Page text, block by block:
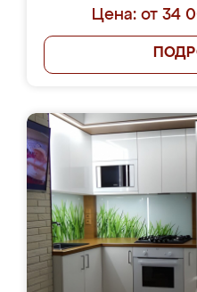
Цена: от 34